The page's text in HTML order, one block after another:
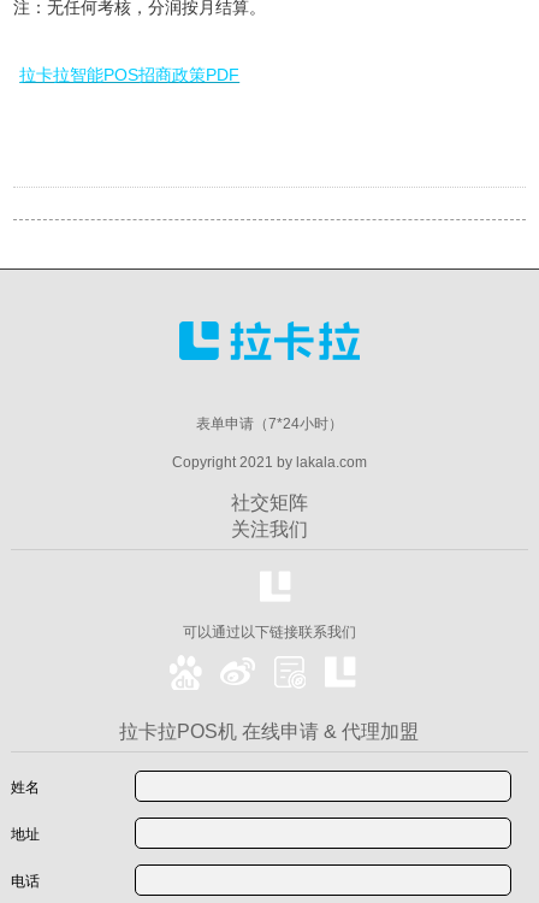
注：无任何考核，分润按月结算。
拉卡拉智能POS招商政策PDF
表单申请（7*24小时）
Copyright 2021 by lakala.com
社交矩阵
关注我们
可以通过以下链接联系我们
拉卡拉POS机 在线申请 & 代理加盟
姓名
地址
电话